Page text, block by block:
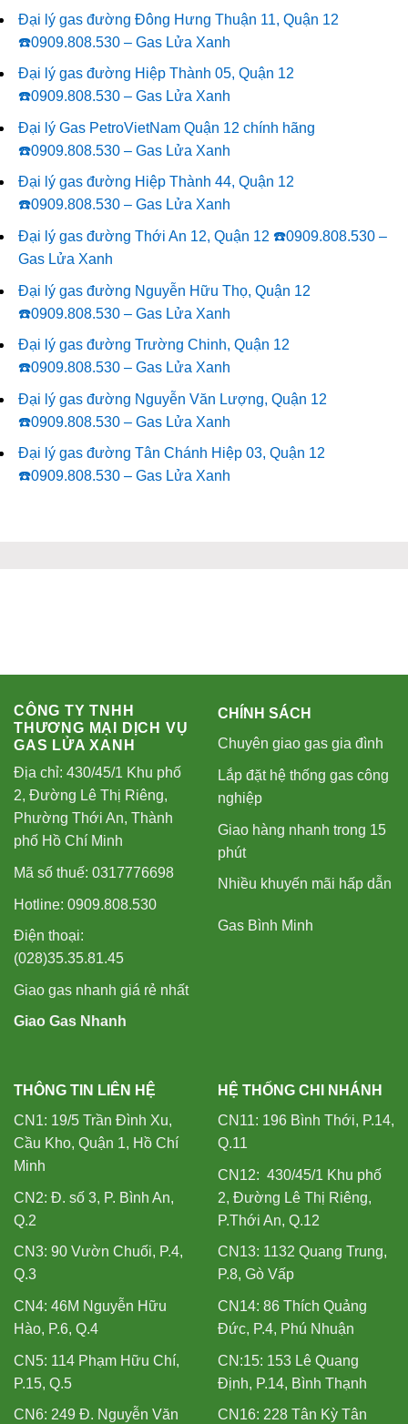
Đại lý gas đường Đông Hưng Thuận 11, Quận 12
☎️0909.808.530 – Gas Lửa Xanh
Đại lý gas đường Hiệp Thành 05, Quận 12
☎️0909.808.530 – Gas Lửa Xanh
Đại lý Gas PetroVietNam Quận 12 chính hãng
☎️0909.808.530 – Gas Lửa Xanh
Đại lý gas đường Hiệp Thành 44, Quận 12
☎️0909.808.530 – Gas Lửa Xanh
Đại lý gas đường Thới An 12, Quận 12 ☎️0909.808.530 –
Gas Lửa Xanh
Đại lý gas đường Nguyễn Hữu Thọ, Quận 12
☎️0909.808.530 – Gas Lửa Xanh
Đại lý gas đường Trường Chinh, Quận 12
☎️0909.808.530 – Gas Lửa Xanh
Đại lý gas đường Nguyễn Văn Lượng, Quận 12
☎️0909.808.530 – Gas Lửa Xanh
Đại lý gas đường Tân Chánh Hiệp 03, Quận 12
☎️0909.808.530 – Gas Lửa Xanh
CÔNG TY TNHH
THƯƠNG MẠI DỊCH VỤ
GAS LỬA XANH
Địa chỉ: 430/45/1 Khu phố
2, Đường Lê Thị Riêng,
Phường Thới An, Thành
phố Hồ Chí Minh
Mã số thuế: 0317776698
Hotline: 0909.808.530
Điện thoại:
(028)35.35.81.45
Giao gas nhanh giá rẻ nhất
Giao Gas Nhanh
CHÍNH SÁCH
Chuyên giao gas gia đình
Lắp đặt hệ thống gas công
nghiệp
Giao hàng nhanh trong 15
phút
Nhiều khuyến mãi hấp dẫn
Gas Bình Minh
THÔNG TIN LIÊN HỆ
CN1: 19/5 Trần Đình Xu,
Cầu Kho, Quận 1, Hồ Chí
Minh
CN2: Đ. số 3, P. Bình An,
Q.2
CN3: 90 Vườn Chuối, P.4,
Q.3
CN4: 46M Nguyễn Hữu
Hào, P.6, Q.4
CN5: 114 Phạm Hữu Chí,
P.15, Q.5
CN6: 249 Đ. Nguyễn Văn
HỆ THỐNG CHI NHÁNH
CN11: 196 Bình Thới, P.14,
Q.11
CN12: 430/45/1 Khu phố
2, Đường Lê Thị Riêng,
P.Thới An, Q.12
CN13: 1132 Quang Trung,
P.8, Gò Vấp
CN14: 86 Thích Quảng
Đức, P.4, Phú Nhuận
CN:15: 153 Lê Quang
Định, P.14, Bình Thạnh
CN16: 228 Tân Kỳ Tân